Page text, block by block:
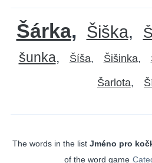
Šárka Šiška
šunka
Šíša Šišinka
Šarlota
The words in the list Jméno pro
of the word game